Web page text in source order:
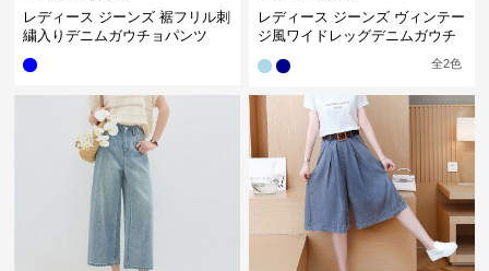
レディース ジーンズ 裾フリル刺
繍入りデニムガウチョパンツ
レディース ジーンズ ヴィンテー
ジ風ワイドレッグデニムガウチ
全2色